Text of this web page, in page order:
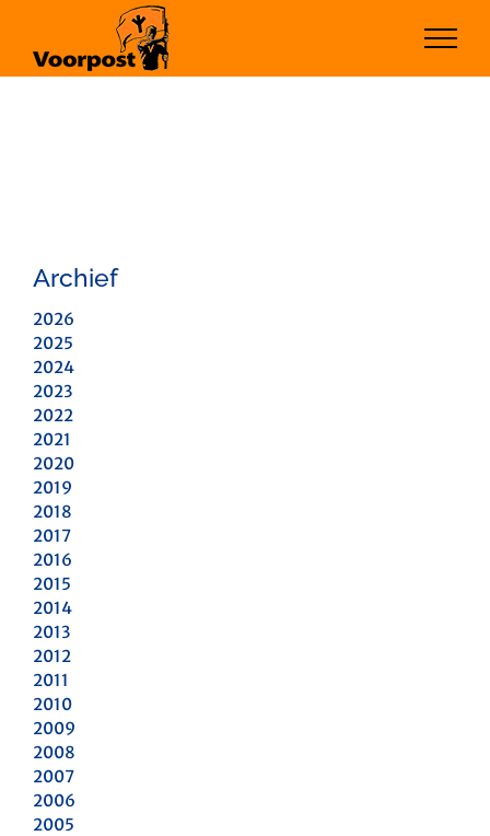
inhoud
Archief
2026
2025
2024
2023
2022
2021
2020
2019
2018
2017
2016
2015
2014
2013
2012
2011
2010
2009
2008
2007
2006
2005